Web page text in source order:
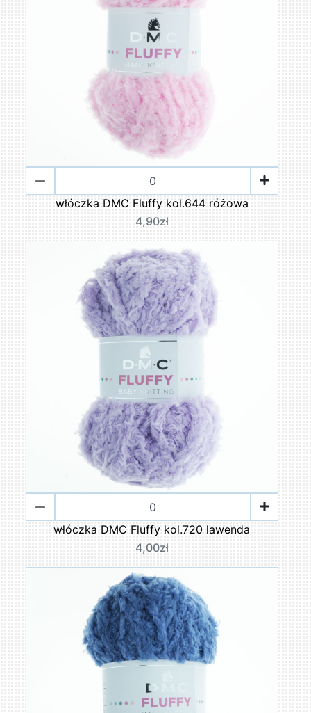
włóczka DMC Fluffy kol.644 różowa
4,90zł
włóczka DMC Fluffy kol.720 lawenda
4,00zł